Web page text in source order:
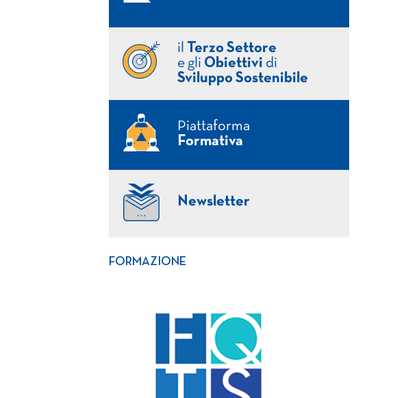
il
Terzo Settore
e gli Obiettivi di
Sviluppo Sostenibile
Piattaforma
Formativa
Newsletter
FORMAZIONE